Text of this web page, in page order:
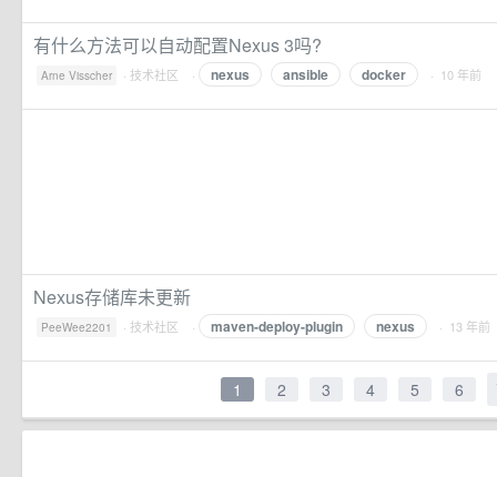
有什么方法可以自动配置Nexus 3吗?
Arne Visscher · 技术社区 · nexus ansible docker · 10 年前
Nexus存储库未更新
PeeWee2201 · 技术社区 · maven-deploy-plugin nexus · 13 年前
1 2 3 4 5 6